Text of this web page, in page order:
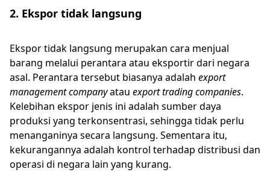
2. Ekspor tidak langsung
Ekspor tidak langsung merupakan cara menjual
barang melalui perantara atau eksportir dari negara
asal. Perantara tersebut biasanya adalah export
management companyatau export trading companies.
Kelebihan ekspor jenis ini adalah sumber daya
produksi yang terkonsentrasi, sehingga tidak perlu
menanganinya secara langsung. Sementara itu,
kekurangannya adalah kontrol terhadap distribusi dan
operasi di negara lain yang kurang.